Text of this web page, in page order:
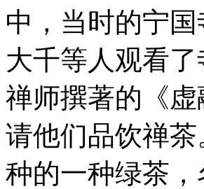
中，当时的宁
大千等人观看
禅师撰著的《
请他们品饮禅
种的一种绿茶，